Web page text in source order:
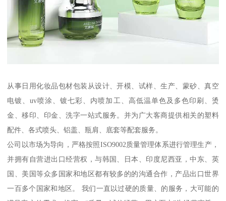
从事日用化妆品包材包装从设计、开模、试样、生产、蒙砂、真空
电镀、uv喷涂、镀七彩、内喷加工、高低温单色及多色印刷、烫
金、移印、印金、洗字一站式服务。并为广大客商提供相关的塑料
配件、各式喷头、铝盖、瓶肩、底套等配套服务。
公司以市场为导向，严格按照ISO9002质量管理体系进行管理生产，
并拥有自营进出口经营权，与韩国、日本、印度尼西亚，中东、英
国、美国等众多国家和地区都有较多的的沟通合作，产品出口世界
一百多个国家和地区。 我们一直以过硬的质量、的服务，大可能的